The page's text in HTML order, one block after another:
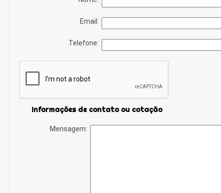
Email:
Telefone:
Informações de contato ou cotação
Mensagem: